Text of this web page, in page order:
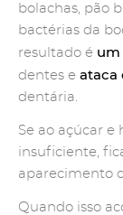
bolachas, pão
bactérias da
resultado é um
dentes e ataca
dentária.
Se ao açúcar
insuficiente,
aparecimento
Quando isso